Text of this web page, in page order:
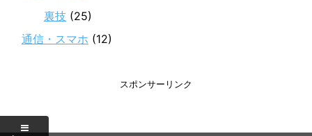
裏技 (25)
通信・スマホ (12)
スポンサーリンク